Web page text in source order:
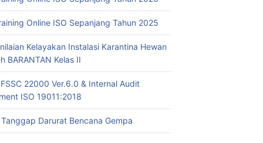
Online ISO Sepanjang Tahun 2025
Kelayakan Instalasi Karantina Hewan
BARANTAN Kelas II
22000 Ver.6.0 & Internal Audit
ISO 19011:2018
Darurat Bencana Gempa